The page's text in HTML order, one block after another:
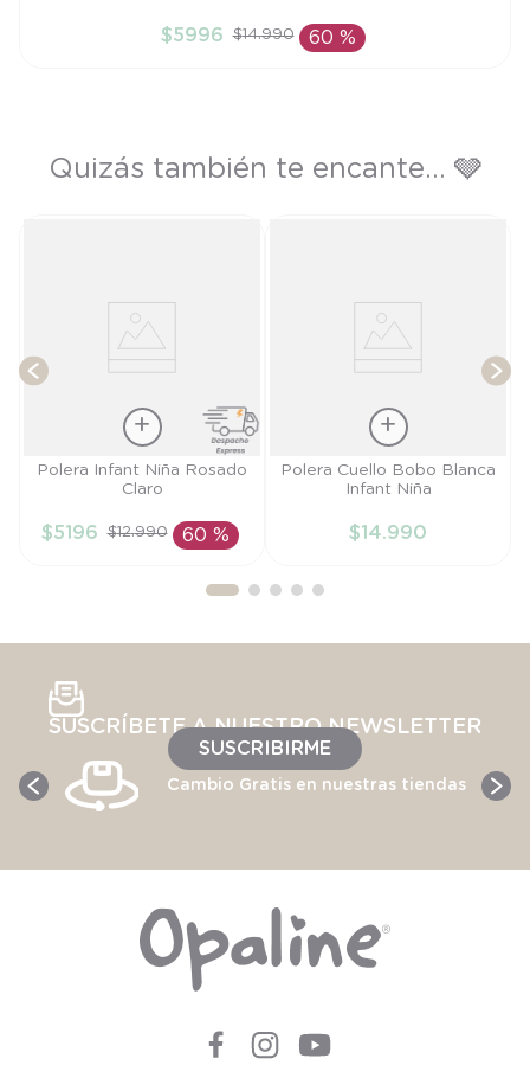
AÑADIR AL CARRITO
$5996 $14.990 60 %
Quizás también te encante... 🩶
Talla
AÑADIR AL
Polera Infant Niña Rosado
Claro
$5196 $12.990 60 %
Talla
Polera Cuello Bobo Blanca
Infant Niña
$14.990
SUSCRÍBETE A NUESTRO NEWSLETTER
SUSCRIBIRME
Cambio Gratis en nuestras tiendas